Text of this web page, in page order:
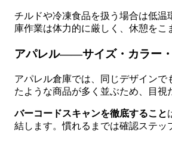
チルドや冷凍食品を扱う場合は低
庫作業は体力的に厳しく、休憩をこ
アパレル——サイズ・カラー
アパレル倉庫では、同じデザイン
たような商品が多く並ぶため、目視
バーコードスキャンを徹底すること
結します。慣れるまでは確認ステッ